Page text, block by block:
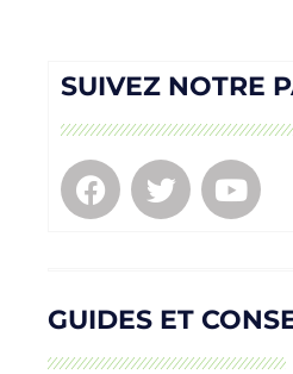
SUIVEZ NOTRE
GUIDES ET